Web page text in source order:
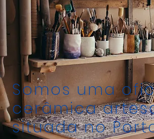
Somos uma
cerâmica
situada no